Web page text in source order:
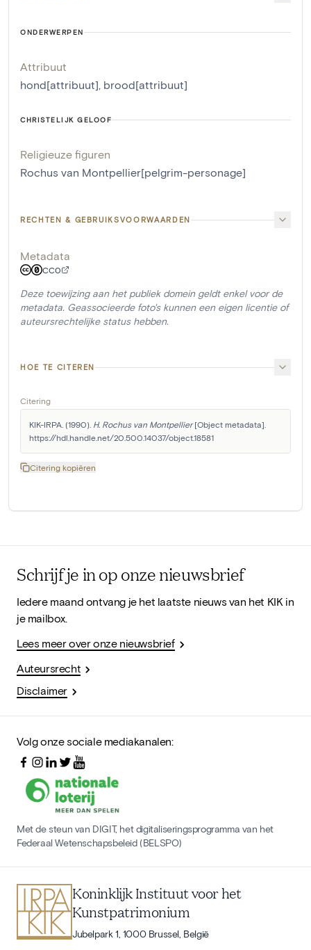
ONDERWERPEN
Attribuut
hond[attribuut], brood[attribuut]
CHRISTELIJK GELOOF
Religieuze figuren
Rochus van Montpellier[pelgrim-personage]
RECHTEN & GEBRUIKSVOORWAARDEN
Metadata
CC0
Deze toewijzing aan het publiek domein geldt enkel voor de
metadata. Geassocieerde foto's kunnen een eigen licentie of
auteursrechtelijke status hebben.
HOE TE CITEREN
Citering
KIK-IRPA. (1990). H. Rochus van Montpellier [Object metadata].
https://hdl.handle.net/20.500.14037/object.18581
Citering kopiëren
Schrijf je in op onze nieuwsbrief
Iedere maand ontvang je het laatste nieuws van het KIK in
je mailbox.
Lees meer over onze nieuwsbrief
Auteursrecht
Disclaimer
Volg onze sociale mediakanalen:
Met de steun van DIGIT, het digitaliseringsprogramma van het
Federaal Wetenschapsbeleid (BELSPO)
Koninklijk Instituut voor het
Kunstpatrimonium
Jubelpark 1, 1000 Brussel, België